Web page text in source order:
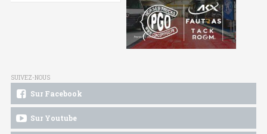
SUIVEZ-NOUS
Sur Facebook
Sur Youtube